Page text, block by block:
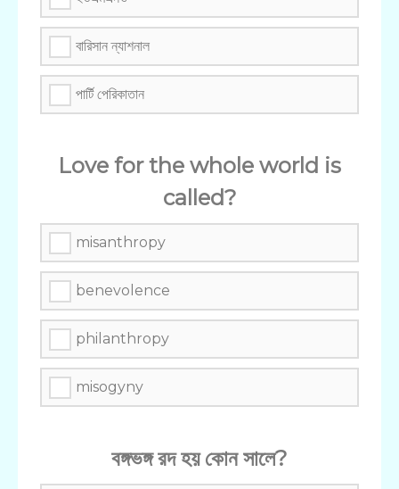
বারিসান ন্যাশনাল
পার্টি পেরিকাতান
Love for the whole world is
called?
misanthropy
benevolence
philanthropy
misogyny
বঙ্গভঙ্গ রদ হয় কোন সালে?